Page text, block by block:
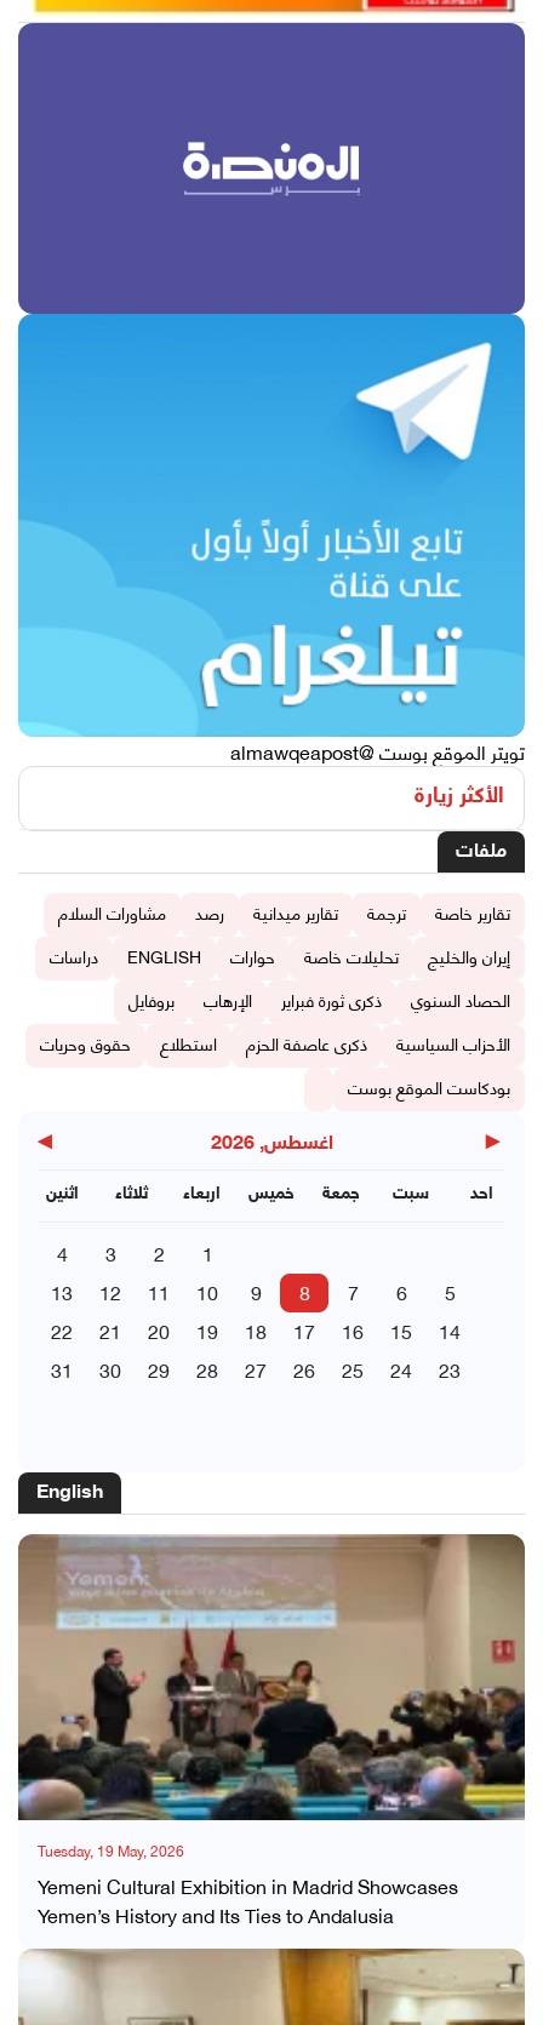
تويتر الموقع بوست @almawqeapost
الأكثر زيارة
ملفات
تقارير خاصة ترجمة تقارير ميدانية رصد
مشاورات السلام
إيران والخليج
تحليلات خاصة حوارات ENGLISH
دراسات
الحصاد السنوي
ذكرى ثورة فبراير الإرهاب
بروفايل
الأحزاب السياسية
ذكرى عاصفة الحزم استطلاع
حقوق وحريات
بودكاست الموقع بوست
◀ اغسطس, 2026 ▶
اثنين ثلاثاء اربعاء خميس جمعة سبت احد
1
2
3
4
5
6
7
8
9
10
11
12
13
14
15
16
17
18
19
20
21
22
23
24
25
26
27
28
29
30
31
English
Tuesday, 19 May, 2026
Yemeni Cultural Exhibition in Madrid Showcases
Yemen’s History and Its Ties to Andalusia